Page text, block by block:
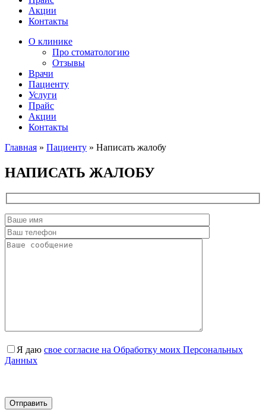
Акции
Контакты
О клинике
Про стоматологию
Отзывы
Врачи
Пациенту
Услуги
Прайс
Акции
Контакты
Главная » Пациенту » Написать жалобу
НАПИСАТЬ ЖАЛОБУ
Я даю свое согласие на Обработку моих Персональных
Данных